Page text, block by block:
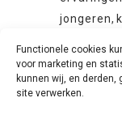
Functionele cookies
voor marketing en
kunnen wij, en
site verwerken.
jongeren,